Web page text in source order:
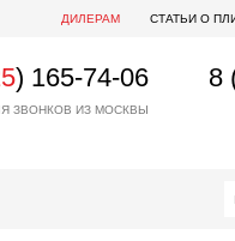
ДИЛЕРАМ СТАТЬИ О
) 165-74-06
ЗВОНКОВ ИЗ МОСКВЫ
8